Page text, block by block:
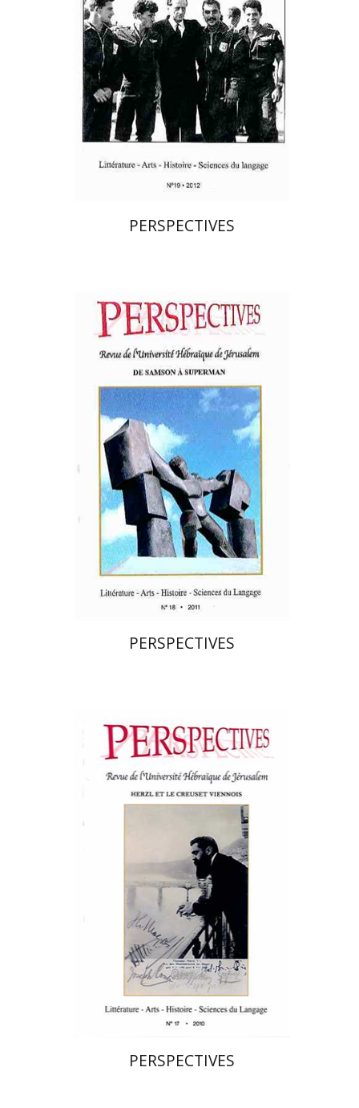
PERSPECTIVES
פרננד ברטפלד
הנחת אתר ספר מודפס
PERSPECTIVES
פרננד ברטפלד
הנחת אתר ספר מודפס
$23
$21
PERSPECTIVES